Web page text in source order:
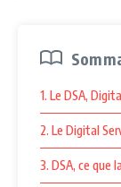
1. Le DSA,
2. Le Digital
3. DSA, ce que